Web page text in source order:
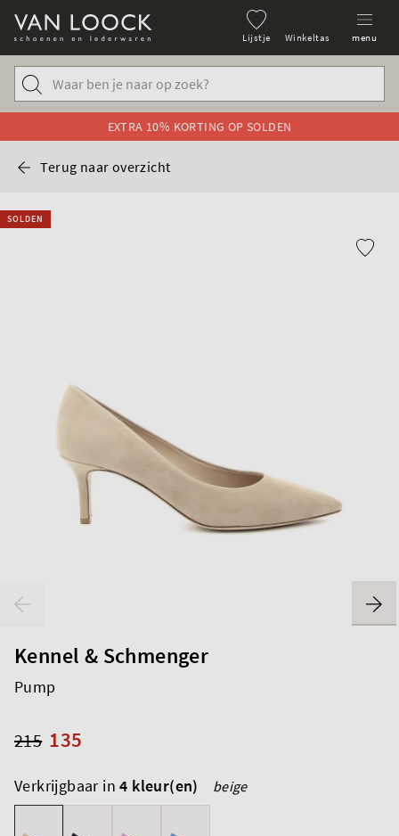
Lijstje Winkeltas menu
EXTRA 10% KORTING OP SOLDEN
Terug naar overzicht
SOLDEN
Kennel & Schmenger
Pump
135
215
Verkrijgbaar in4 kleur(en) beige